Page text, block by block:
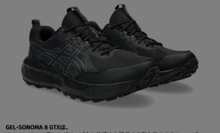
アウトレットセール
スタッフコーディネート
スタッフブログ